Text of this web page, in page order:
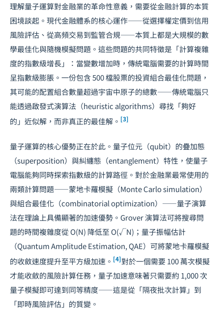
理解量子運算對金融業的革命性意義，需要從金融計算的本質
困境談起。現代金融體系的核心運作——從選擇權定價到信用
風險評估、從高頻交易到監管合規——本質上都是大規模的數
學最佳化與隨機模擬問題。這些問題的共同特徵是「計算複雜
度的指數級增長」：當變數增加時，傳統電腦需要的計算時間
呈指數級膨脹。一份包含 500 檔股票的投資組合最佳化問題，
其可能的配置組合數量超過宇宙中原子的總數——傳統電腦只
能透過啟發式演算法（heuristic algorithms）尋找「夠好
的」近似解，而非真正的最佳解。 [3]
量子運算的核心優勢正在於此。量子位元（qubit）的疊加態
（superposition）與糾纏態（entanglement）特性，使量子
電腦能夠同時探索指數級的計算路徑。對於金融業最常使用的
兩類計算問題——蒙地卡羅模擬（Monte Carlo simulation）
與組合最佳化（combinatorial optimization）——量子演算
法在理論上具備顯著的加速優勢。Grover 演算法可將搜尋問
題的時間複雜度從 O(N) 降低至 O(√N)；量子振幅估計
（Quantum Amplitude Estimation, QAE）可將蒙地卡羅模擬
的收斂速度提升至平方級加速。 [4]對於一個需要 100 萬次模擬
才能收斂的風險計算任務，量子加速意味著只需要約 1,000 次
量子模擬即可達到同等精度——這是從「隔夜批次計算」到
「即時風險評估」的質變。